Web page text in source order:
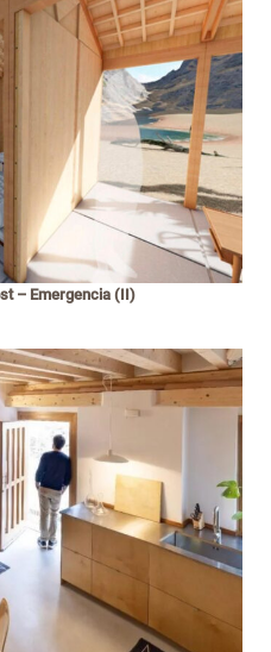
– Emergencia (II)